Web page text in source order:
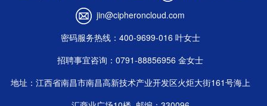
jin@cipheroncloud.com
密码服务热线：400-9699-016 叶女士
招聘事宜咨询：0791-88856956 金女士
地址：江西省南昌市南昌高新技术产业开发区火炬大街161号海上